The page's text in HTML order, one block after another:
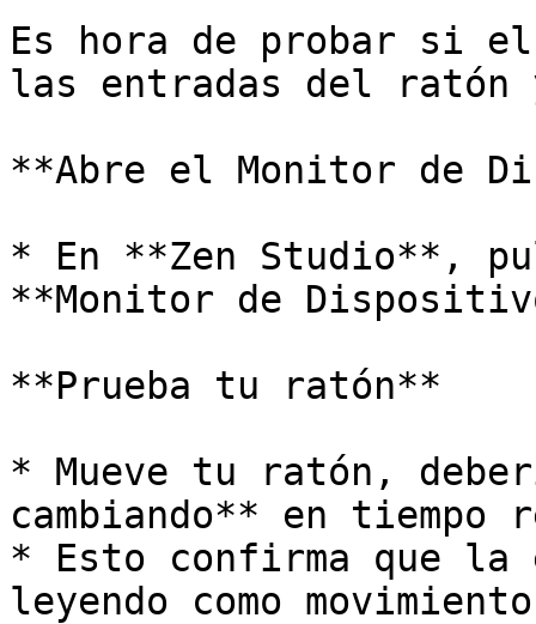
Es hora de probar si el
las entradas del
**Abre el Monitor de
* En **Zen Studio**,
**Monitor de
**Prueba tu ratón**
* Mueve tu ratón,
cambiando** en tiempo
* Esto confirma que
leyendo como